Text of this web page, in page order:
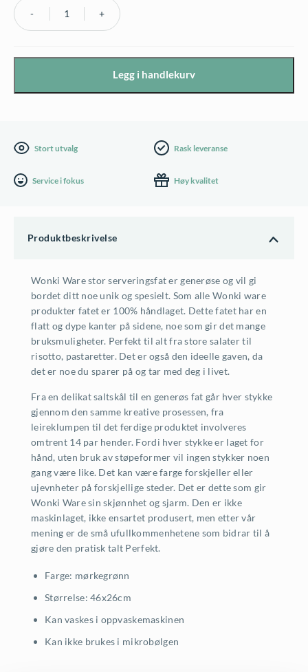
Wonki
Legg i handlekurv
Stort utvalg Rask leveranse
Service i fokus Høy kvalitet
Produktbeskrivelse
Wonki Ware stor serveringsfat er generøse og vil gi
bordet ditt noe unik og spesielt. Som alle Wonki ware
produkter fatet er 100% håndlaget. Dette fatet har en
flatt og dype kanter på sidene, noe som gir det mange
bruksmuligheter. Perfekt til alt fra store salater til
risotto, pastaretter. Det er også den ideelle gaven, da
det er noe du sparer på og tar med deg i livet.
Fra en delikat saltskål til en generøs fat går hver stykke
gjennom den samme kreative prosessen, fra
leireklumpen til det ferdige produktet involveres
omtrent 14 par hender. Fordi hver stykke er laget for
hånd, uten bruk av støpeformer vil ingen stykker noen
gang være like. Det kan være farge forskjeller eller
ujevnheter på forskjellige steder. Det er dette som gir
Wonki Ware sin skjønnhet og sjarm. Den er ikke
maskinlaget, ikke ensartet produsert, men etter vår
mening er de små ufullkommenhetene som bidrar til å
gjøre den pratisk talt Perfekt.
Farge: mørkegrønn
Størrelse: 46x26cm
Kan vaskes i oppvaskemaskinen
Kan ikke brukes i mikrobølgen